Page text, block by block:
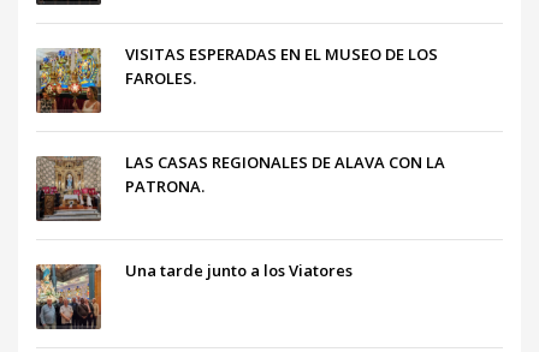
VISITAS ESPERADAS EN EL MUSEO DE LOS
FAROLES.
LAS CASAS REGIONALES DE ALAVA CON LA
PATRONA.
Una tarde junto a los Viatores